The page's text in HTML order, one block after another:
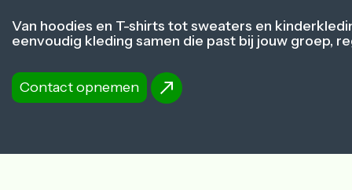
Van hoodies en T-shirts tot sweaters en
eenvoudig kleding samen die past bij jouw groep,
Contact opnemen